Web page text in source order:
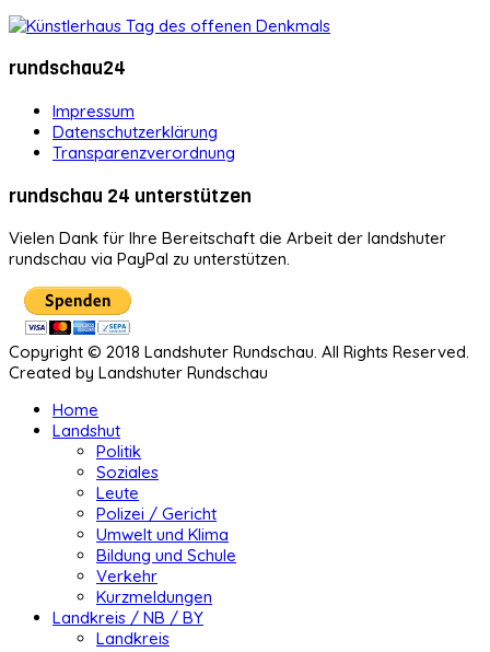
rundschau24
Impressum
Datenschutzerklärung
Transparenzverordnung
rundschau 24 unterstützen
Vielen Dank für Ihre Bereitschaft die Arbeit der landshuter
rundschau via PayPal zu unterstützen.
Copyright © 2018 Landshuter Rundschau. All Rights Reserved.
Created by Landshuter Rundschau
Home
Landshut
Politik
Soziales
Leute
Polizei / Gericht
Umwelt und Klima
Bildung und Schule
Verkehr
Kurzmeldungen
Landkreis / NB / BY
Landkreis